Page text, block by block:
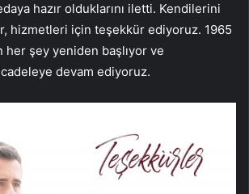
hazır olduklarını iletti. Kendilerini
hizmetleri için teşekkür ediyoruz. 1965
her şey yeniden başlıyor ve
devam ediyoruz.